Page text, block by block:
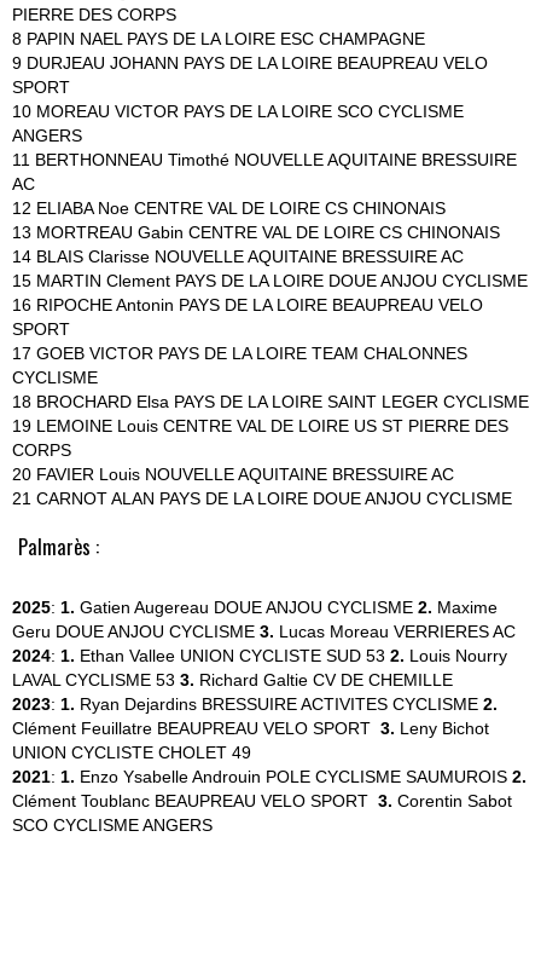
PIERRE DES CORPS
8 PAPIN NAEL PAYS DE LA LOIRE ESC CHAMPAGNE
9 DURJEAU JOHANN PAYS DE LA LOIRE BEAUPREAU VELO
SPORT
10 MOREAU VICTOR PAYS DE LA LOIRE SCO CYCLISME
ANGERS
11 BERTHONNEAU Timothé NOUVELLE AQUITAINE BRESSUIRE
AC
12 ELIABA Noe CENTRE VAL DE LOIRE CS CHINONAIS
13 MORTREAU Gabin CENTRE VAL DE LOIRE CS CHINONAIS
14 BLAIS Clarisse NOUVELLE AQUITAINE BRESSUIRE AC
15 MARTIN Clement PAYS DE LA LOIRE DOUE ANJOU CYCLISME
16 RIPOCHE Antonin PAYS DE LA LOIRE BEAUPREAU VELO
SPORT
17 GOEB VICTOR PAYS DE LA LOIRE TEAM CHALONNES
CYCLISME
18 BROCHARD Elsa PAYS DE LA LOIRE SAINT LEGER CYCLISME
19 LEMOINE Louis CENTRE VAL DE LOIRE US ST PIERRE DES
CORPS
20 FAVIER Louis NOUVELLE AQUITAINE BRESSUIRE AC
21 CARNOT ALAN PAYS DE LA LOIRE DOUE ANJOU CYCLISME
Palmarès :
2025: 1. Gatien Augereau DOUE ANJOU CYCLISME 2. Maxime
Geru DOUE ANJOU CYCLISME 3. Lucas Moreau VERRIERES AC
2024: 1. Ethan Vallee UNION CYCLISTE SUD 53 2. Louis Nourry
LAVAL CYCLISME 53 3. Richard Galtie CV DE CHEMILLE
2023: 1. Ryan Dejardins BRESSUIRE ACTIVITES CYCLISME 2.
Clément Feuillatre BEAUPREAU VELO SPORT 3. Leny Bichot
UNION CYCLISTE CHOLET 49
2021: 1. Enzo Ysabelle Androuin POLE CYCLISME SAUMUROIS 2.
Clément Toublanc BEAUPREAU VELO SPORT 3. Corentin Sabot
SCO CYCLISME ANGERS